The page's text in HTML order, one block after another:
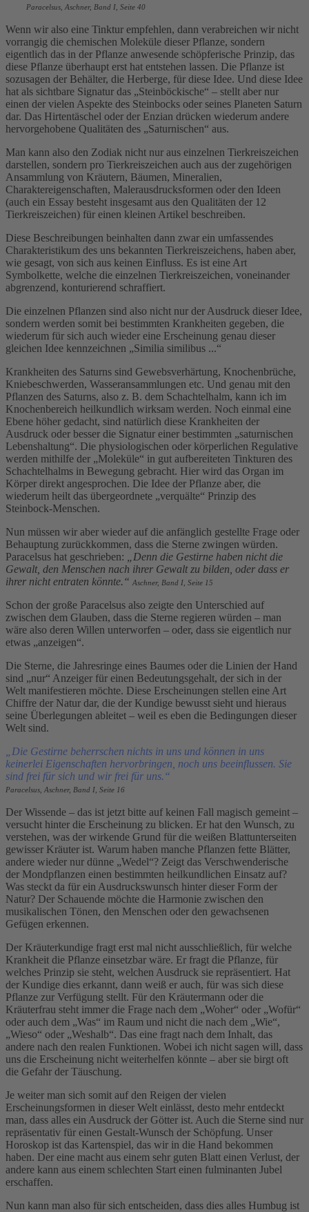
Paracelsus, Aschner, Band I, Seite 40
Wenn wir also eine Tinktur empfehlen, dann verabreichen wir nicht
vorrangig die chemischen Moleküle dieser Pflanze, sondern
eigentlich das in der Pflanze anwesende schöpferische Prinzip, das
diese Pflanze überhaupt erst hat entstehen lassen. Die Pflanze ist
sozusagen der Behälter, die Herberge, für diese Idee. Und diese Idee
hat als sichtbare Signatur das „Steinböckische“ – stellt aber nur
einen der vielen Aspekte des Steinbocks oder seines Planeten Saturn
dar. Das Hirtentäschel oder der Enzian drücken wiederum andere
hervorgehobene Qualitäten des „Saturnischen“ aus.
Man kann also den Zodiak nicht nur aus einzelnen Tierkreiszeichen
darstellen, sondern pro Tierkreiszeichen auch aus der zugehörigen
Ansammlung von Kräutern, Bäumen, Mineralien,
Charaktereigenschaften, Malerausdrucksformen oder den Ideen
(auch ein Essay besteht insgesamt aus den Qualitäten der 12
Tierkreiszeichen) für einen kleinen Artikel beschreiben.
Diese Beschreibungen beinhalten dann zwar ein umfassendes
Charakteristikum des uns bekannten Tierkreiszeichens, haben aber,
wie gesagt, von sich aus keinen Einfluss. Es ist eine Art
Symbolkette, welche die einzelnen Tierkreiszeichen, voneinander
abgrenzend, konturierend schraffiert.
Die einzelnen Pflanzen sind also nicht nur der Ausdruck dieser Idee,
sondern werden somit bei bestimmten Krankheiten gegeben, die
wiederum für sich auch wieder eine Erscheinung genau dieser
gleichen Idee kennzeichnen „Similia similibus ...“
Krankheiten des Saturns sind Gewebsverhärtung, Knochenbrüche,
Kniebeschwerden, Wasseransammlungen etc. Und genau mit den
Pflanzen des Saturns, also z. B. dem Schachtelhalm, kann ich im
Knochenbereich heilkundlich wirksam werden. Noch einmal eine
Ebene höher gedacht, sind natürlich diese Krankheiten der
Ausdruck oder besser die Signatur einer bestimmten „saturnischen
Lebenshaltung“. Die physiologischen oder körperlichen Regulative
werden mithilfe der „Moleküle“ in gut aufbereiteten Tinkturen des
Schachtelhalms in Bewegung gebracht. Hier wird das Organ im
Körper direkt angesprochen. Die Idee der Pflanze aber, die
wiederum heilt das übergeordnete „verquälte“ Prinzip des
Steinbock-Menschen.
Nun müssen wir aber wieder auf die anfänglich gestellte Frage oder
Behauptung zurückkommen, dass die Sterne zwingen würden.
Paracelsus hat geschrieben:
„Denn die Gestirne haben nicht die
Gewalt, den Menschen nach ihrer Gewalt zu bilden, oder dass er
ihrer nicht entraten könnte.“ Aschner, Band I, Seite 15
Schon der große Paracelsus also zeigte den Unterschied auf
zwischen dem Glauben, dass die Sterne regieren würden – man
wäre also deren Willen unterworfen – oder, dass sie eigentlich nur
etwas „anzeigen“.
Die Sterne, die Jahresringe eines Baumes oder die Linien der Hand
sind „nur“ Anzeiger für einen Bedeutungsgehalt, der sich in der
Welt manifestieren möchte. Diese Erscheinungen stellen eine Art
Chiffre der Natur dar, die der Kundige bewusst sieht und hieraus
seine Überlegungen ableitet – weil es eben die Bedingungen dieser
Welt sind.
„Die Gestirne beherrschen nichts in uns und können in uns
keinerlei Eigenschaften hervorbringen, noch uns beeinflussen. Sie
sind frei für sich und wir frei für uns.“
Paracelsus, Aschner, Band I, Seite 16
Der Wissende – das ist jetzt bitte auf keinen Fall magisch gemeint –
versucht hinter die Erscheinung zu blicken. Er hat den Wunsch, zu
verstehen, was der wirkende Grund für die weißen Blattunterseiten
gewisser Kräuter ist. Warum haben manche Pflanzen fette Blätter,
andere wieder nur dünne „Wedel“? Zeigt das Verschwenderische
der Mondpflanzen einen bestimmten heilkundlichen Einsatz auf?
Was steckt da für ein Ausdruckswunsch hinter dieser Form der
Natur? Der Schauende möchte die Harmonie zwischen den
musikalischen Tönen, den Menschen oder den gewachsenen
Gefügen erkennen.
Der Kräuterkundige fragt erst mal nicht ausschließlich, für welche
Krankheit die Pflanze einsetzbar wäre. Er fragt die Pflanze, für
welches Prinzip sie steht, welchen Ausdruck sie repräsentiert. Hat
der Kundige dies erkannt, dann weiß er auch, für was sich diese
Pflanze zur Verfügung stellt. Für den Kräutermann oder die
Kräuterfrau steht immer die Frage nach dem „Woher“ oder „Wofür“
oder auch dem „Was“ im Raum und nicht die nach dem „Wie“,
„Wieso“ oder „Weshalb“. Das eine fragt nach dem Inhalt, das
andere nach den realen Funktionen. Wobei ich nicht sagen will, dass
uns die Erscheinung nicht weiterhelfen könnte – aber sie birgt oft
die Gefahr der Täuschung.
Je weiter man sich somit auf den Reigen der vielen
Erscheinungsformen in dieser Welt einlässt, desto mehr entdeckt
man, dass alles ein Ausdruck der Götter ist. Auch die Sterne sind nur
repräsentativ für einen Gestalt-Wunsch der Schöpfung. Unser
Horoskop ist das Kartenspiel, das wir in die Hand bekommen
haben. Der eine macht aus einem sehr guten Blatt einen Verlust, der
andere kann aus einem schlechten Start einen fulminanten Jubel
erschaffen.
Nun kann man also für sich entscheiden, dass dies alles Humbug ist